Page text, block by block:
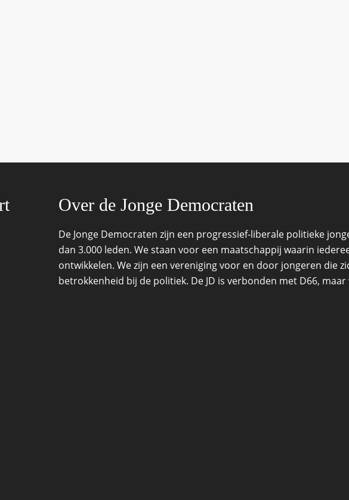
Over de Jonge Democraten
De Jonge Democraten zijn een progressief-liberale politieke
dan 3.000 leden. We staan voor een maatschappij waarin
ontwikkelen. We zijn een vereniging voor en door jongeren die
betrokkenheid bij de politiek. De JD is verbonden met D66,